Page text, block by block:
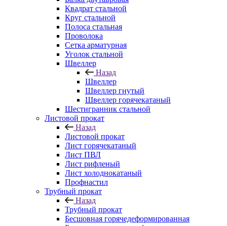
Квадрат стальной
Круг стальной
Полоса стальная
Проволока
Сетка арматурная
Уголок стальной
Швеллер
Назад
Швеллер
Швеллер гнутый
Швеллер горячекатаный
Шестигранник стальной
Листовой прокат
Назад
Листовой прокат
Лист горячекатаный
Лист ПВЛ
Лист рифленый
Лист холоднокатаный
Профнастил
Трубный прокат
Назад
Трубный прокат
Бесшовная горячедеформированная